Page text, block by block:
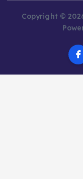
Copyright ©